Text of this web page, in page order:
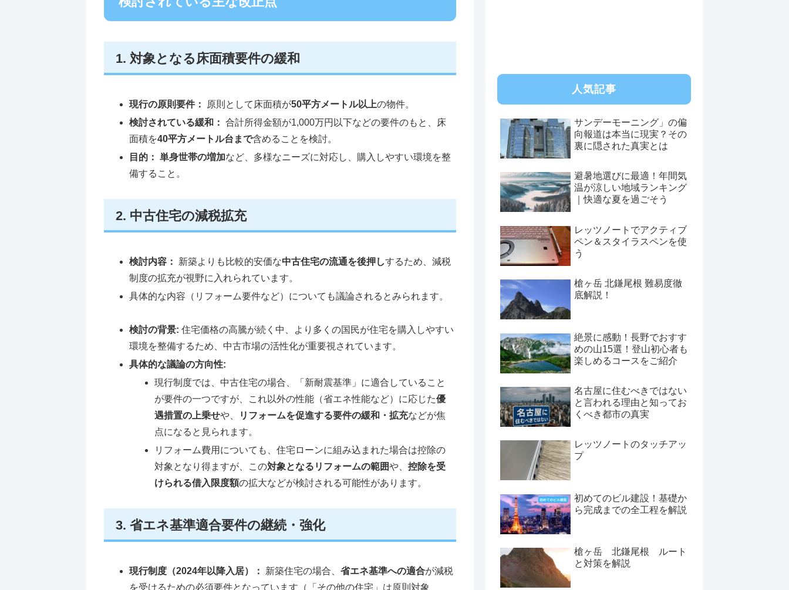
1. 対象となる床面積要件の緩和
現行の原則要件： 原則として床面積が50平方メートル以上の物件。
検討されている緩和： 合計所得金額が1,000万円以下などの要件のもと、床
面積を40平方メートル台まで含めることを検討。
目的： 単身世帯の増加など、多様なニーズに対応し、購入しやすい環境を整
備すること。
2. 中古住宅の減税拡充
検討内容： 新築よりも比較的安価な中古住宅の流通を後押しするため、減税
制度の拡充が視野に入れられています。
具体的な内容（リフォーム要件など）についても議論されるとみられます。
検討の背景: 住宅価格の高騰が続く中、より多くの国民が住宅を購入しやすい
環境を整備するため、中古市場の活性化が重要視されています。
具体的な議論の方向性:
現行制度では、中古住宅の場合、「新耐震基準」に適合していること
が要件の一つですが、これ以外の性能（省エネ性能など）に応じた優
遇措置の上乗せや、 リフォームを促進する要件の緩和・拡充などが焦
点になると見られます。
リフォーム費用についても、住宅ローンに組み込まれた場合は控除の
対象となり得ますが、この対象となるリフォームの範囲や、控除を受
けられる借入限度額の拡大などが検討される可能性があります。
3. 省エネ基準適合要件の継続・強化
現行制度（2024年以降入居）： 新築住宅の場合、省エネ基準への適合が減税
を受けるための必須要件となっています（「その他の住宅」は原則対象
人気記事
サンデーモーニング」の偏
向報道は本当に現実？その
裏に隠された真実とは
避暑地選びに最適！年間気
温が涼しい地域ランキング
｜快適な夏を過ごそう
レッツノートでアクティブ
ペン＆スタイラスペンを使
う
槍ヶ岳 北鎌尾根 難易度徹
底解説！
絶景に感動！長野でおすす
めの山15選！登山初心者も
楽しめるコースをご紹介
名古屋に住むべきではない
と言われる理由と知ってお
くべき都市の真実
レッツノートのタッチアッ
プ
初めてのビル建設！基礎か
ら完成までの全工程を解説
槍ヶ岳 北鎌尾根 ルート
と対策を解説